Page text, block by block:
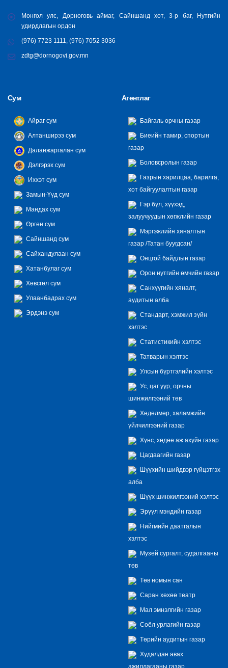
Монгол улс, Дорноговь аймаг, Сайншанд хот, 3-р баг, Нутгийн
удирдлагын ордон
(976) 7723 1111, (976) 7052 3036
zdtg@dornogovi.gov.mn
Сум
Айраг сум
Алтанширээ сум
Даланжаргалан сум
Дэлгэрэх сум
Иххэт сум
Замын-Үүд сум
Мандах сум
Өргөн сум
Сайншанд сум
Сайхандулаан сум
Хатанбулаг сум
Хөвсгөл сум
Улаанбадрах сум
Эрдэнэ сум
Агентлаг
Байгаль орчны газар
Биеийн тамир, спортын
газар
Боловсролын газар
Газрын харилцаа, барилга,
хот байгуулалтын газар
Гэр бүл, хүүхэд,
залуучуудын хөгжлийн газар
Мэргэжлийн хяналтын
газар /Татан буугдсан/
Онцгой байдлын газар
Орон нутгийн өмчийн газар
Санхүүгийн хяналт,
аудитын алба
Стандарт, хэмжил зүйн
хэлтэс
Статистикийн хэлтэс
Татварын хэлтэс
Улсын бүртгэлийн хэлтэс
Ус, цаг уур, орчны
шинжилгээний төв
Хөдөлмөр, халамжийн
үйлчилгээний газар
Хүнс, хөдөө аж ахуйн газар
Цагдаагийн газар
Шүүхийн шийдвэр гүйцэтгэх
алба
Шүүх шинжилгээний хэлтэс
Эрүүл мэндийн газар
Нийгмийн даатгалын
хэлтэс
Музей сургалт, судалгааны
төв
Төв номын сан
Саран хөхөө театр
Мал эмнэлгийн газар
Соёл урлагийн газар
Төрийн аудитын газар
Худалдан авах
ажиллагааны газар